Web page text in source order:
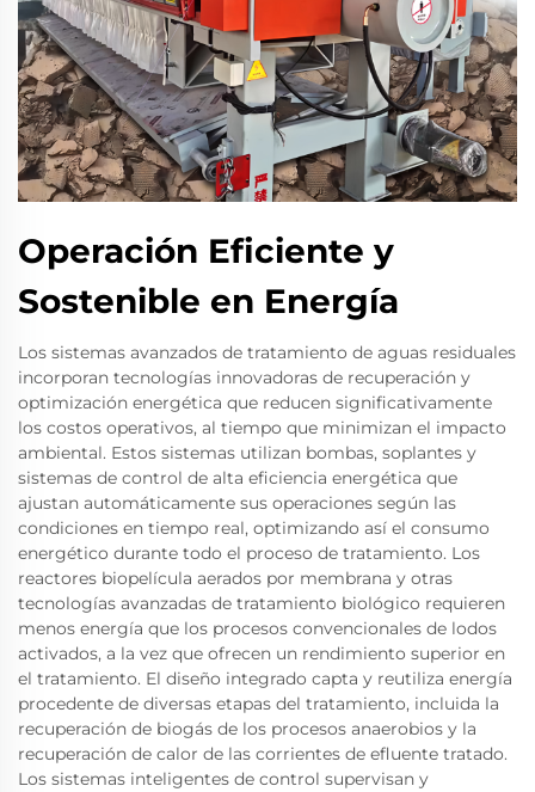
Operación Eficiente y
Sostenible en Energía
Los sistemas avanzados de tratamiento de aguas residuales
incorporan tecnologías innovadoras de recuperación y
optimización energética que reducen significativamente
los costos operativos, al tiempo que minimizan el impacto
ambiental. Estos sistemas utilizan bombas, soplantes y
sistemas de control de alta eficiencia energética que
ajustan automáticamente sus operaciones según las
condiciones en tiempo real, optimizando así el consumo
energético durante todo el proceso de tratamiento. Los
reactores biopelícula aerados por membrana y otras
tecnologías avanzadas de tratamiento biológico requieren
menos energía que los procesos convencionales de lodos
activados, a la vez que ofrecen un rendimiento superior en
el tratamiento. El diseño integrado capta y reutiliza energía
procedente de diversas etapas del tratamiento, incluida la
recuperación de biogás de los procesos anaerobios y la
recuperación de calor de las corrientes de efluente tratado.
Los sistemas inteligentes de control supervisan y